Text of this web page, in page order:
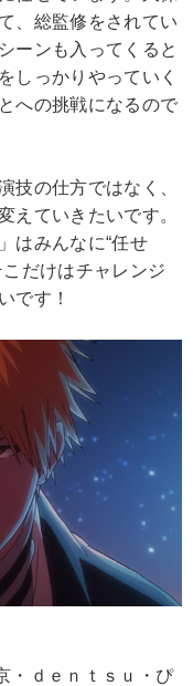
、総監修をされてい
ーンも入ってくると
しっかりやっていく
への挑戦になるので
技の仕方ではなく、
えていきたいです。
はみんなに“任せ
だけはチャレンジ
です！
・ｄｅｎｔｓｕ・ぴ